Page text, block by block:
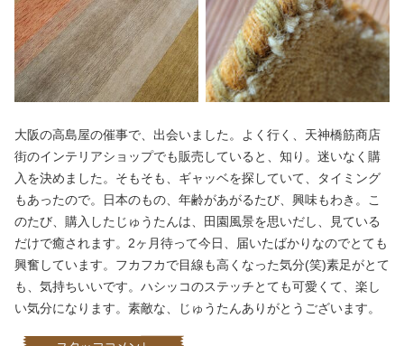
大阪の高島屋の催事で、出会いました。よく行く、天神橋筋商店
街のインテリアショップでも販売していると、知り。迷いなく購
入を決めました。そもそも、ギャッベを探していて、タイミング
もあったので。日本のもの、年齢があがるたび、興味もわき。こ
のたび、購入したじゅうたんは、田園風景を思いだし、見ている
だけで癒されます。2ヶ月待って今日、届いたばかりなのでとても
興奮しています。フカフカで目線も高くなった気分(笑)素足がとて
も、気持ちいいです。ハシッコのステッチとても可愛くて、楽し
い気分になります。素敵な、じゅうたんありがとうございます。